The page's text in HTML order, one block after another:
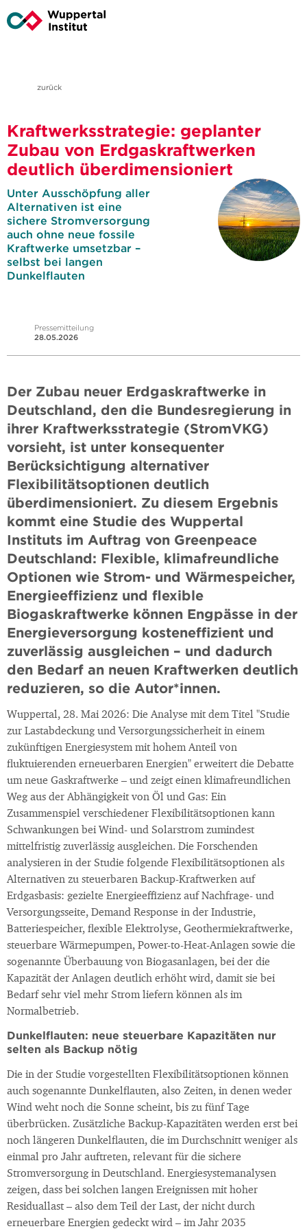
zurück
Kraftwerksstrategie: geplanter
Zubau von Erdgaskraftwerken
deutlich überdimensioniert
Unter Ausschöpfung aller
Alternativen ist eine
sichere Stromversorgung
auch ohne neue fossile
Kraftwerke umsetzbar –
selbst bei langen
Dunkelflauten
Pressemitteilung
28.05.2026
Der Zubau neuer Erdgaskraftwerke in
Deutschland, den die Bundesregierung in
ihrer Kraftwerksstrategie (StromVKG)
vorsieht, ist unter konsequenter
Berücksichtigung alternativer
Flexibilitätsoptionen deutlich
überdimensioniert. Zu diesem Ergebnis
kommt eine Studie des Wuppertal
Instituts im Auftrag von Greenpeace
Deutschland: Flexible, klimafreundliche
Optionen wie Strom- und Wärmespeicher,
Energieeffizienz und flexible
Biogaskraftwerke können Engpässe in der
Energieversorgung kosteneffizient und
zuverlässig ausgleichen – und dadurch
den Bedarf an neuen Kraftwerken deutlich
reduzieren, so die Autor*innen.
Wuppertal, 28. Mai 2026: Die Analyse mit dem Titel "Studie
zur Lastabdeckung und Versorgungssicherheit in einem
zukünftigen Energiesystem mit hohem Anteil von
fluktuierenden erneuerbaren Energien" erweitert die Debatte
um neue Gaskraftwerke – und zeigt einen klimafreundlichen
Weg aus der Abhängigkeit von Öl und Gas: Ein
Zusammenspiel verschiedener Flexibilitätsoptionen kann
Schwankungen bei Wind- und Solarstrom zumindest
mittelfristig zuverlässig ausgleichen. Die Forschenden
analysieren in der Studie folgende Flexibilitätsoptionen als
Alternativen zu steuerbaren Backup-Kraftwerken auf
Erdgasbasis: gezielte Energieeffizienz auf Nachfrage- und
Versorgungsseite, Demand Response in der Industrie,
Batteriespeicher, flexible Elektrolyse, Geothermiekraftwerke,
steuerbare Wärmepumpen, Power-to-Heat-Anlagen sowie die
sogenannte Überbauung von Biogasanlagen, bei der die
Kapazität der Anlagen deutlich erhöht wird, damit sie bei
Bedarf sehr viel mehr Strom liefern können als im
Normalbetrieb.
Dunkelflauten: neue steuerbare Kapazitäten nur
selten als Backup nötig
Die in der Studie vorgestellten Flexibilitätsoptionen können
auch sogenannte Dunkelflauten, also Zeiten, in denen weder
Wind weht noch die Sonne scheint, bis zu fünf Tage
überbrücken. Zusätzliche Backup-Kapazitäten werden erst bei
noch längeren Dunkelflauten, die im Durchschnitt weniger als
einmal pro Jahr auftreten, relevant für die sichere
Stromversorgung in Deutschland. Energiesystemanalysen
zeigen, dass bei solchen langen Ereignissen mit hoher
Residuallast – also dem Teil der Last, der nicht durch
erneuerbare Energien gedeckt wird – im Jahr 2035